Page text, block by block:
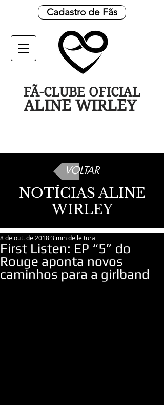
Cadastro de Fãs
FÃ-CLUBE OFICIAL
ALINE WIRLEY
VOLTAR
NOTÍCIAS ALINE
WIRLEY
First Listen: EP “5” do
Rouge aponta novos
caminhos para a girlband
8 de out. de 20183 min de leitura